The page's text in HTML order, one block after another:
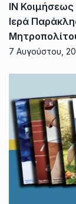
ΙΝ
Ιερά
7 Αυγούστου,